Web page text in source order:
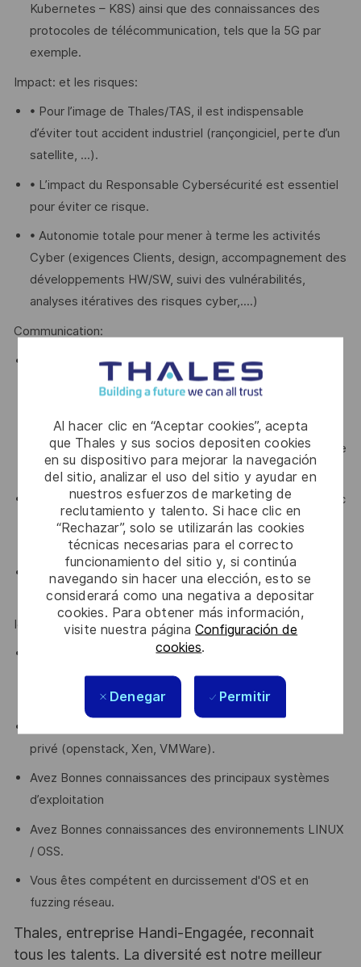
Al hacer clic en “Aceptar cookies”, acepta
que Thales y sus socios depositen cookies
en su dispositivo para mejorar la navegación
del sitio, analizar el uso del sitio y ayudar en
nuestros esfuerzos de marketing de
reclutamiento y talento. Si hace clic en
“Rechazar”, solo se utilizarán las cookies
técnicas necesarias para el correcto
funcionamiento del sitio y, si continúa
navegando sin hacer una elección, esto se
considerará como una negativa a depositar
cookies. Para obtener más información,
visite nuestra páginaConfiguración de
cookies.
Denegar Permitir
Kubernetes – K8S) ainsi que des connaissances des
protocoles de télécommunication, tels que la 5G par
exemple.
Impact: et les risques:
• Pour l’image de Thales/TAS, il est indispensable
d’éviter tout accident industriel (rançongiciel, perte d’un
satellite, ...).
• L’impact du Responsable Cybersécurité est essentiel
pour éviter ce risque.
• Autonomie totale pour mener à terme les activités
Cyber (exigences Clients, design, accompagnement des
développements HW/SW, suivi des vulnérabilités,
analyses itératives des risques cyber,....)
Communication:
Etre capable de vulgariser des sujets techniques
complexes pour des publics non spécialistes et de
enjeux de sécurité. Il doit savoir rédiger des rapports
clairs et précis, ainsi qu’assurer une transmission efficace
des consignes de sécurité.
Faire preuve d’écoute pour collaborer efficacement avec
des équipes pluridisciplinaires et avec des parties
prenantes externes.
Avoir le bon niveau de confidentialité et avoir le sens de
la gestion de crise.
Idéalement vous :
Etes à l'aise avec les architectures compartimentées,
avec la virtualisation, l'embarqué et le chiffrement, les
protocoles nouvelles générations, le NIS2, ...
privé (openstack, Xen, VMWare).
Avez Bonnes connaissances des principaux systèmes
d’exploitation
Avez Bonnes connaissances des environnements LINUX
/ OSS.
Vous êtes compétent en durcissement d'OS et en
fuzzing réseau.
Thales, entreprise Handi-Engagée, reconnait
tous les talents. La diversité est notre meilleur